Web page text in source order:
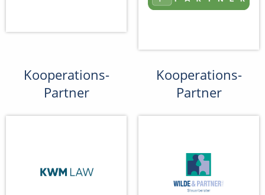
Kooperations-
Partner
Kooperations-
Partner